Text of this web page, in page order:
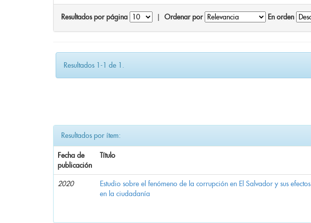
Resultados por página Ordenar por En orden
Resultados 1-1 de 1.
Resultados por ítem:
Fecha de
publicación
Título
2020
Estudio sobre el fenómeno de la corrupción en El Salvador y sus efectos
en la ciudadanía